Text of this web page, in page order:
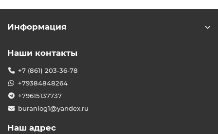
Информация
Наши контакты
+7 (861) 203-36-78
+79384848264
+79615137737
buranlog1@yandex.ru
Наш адрес